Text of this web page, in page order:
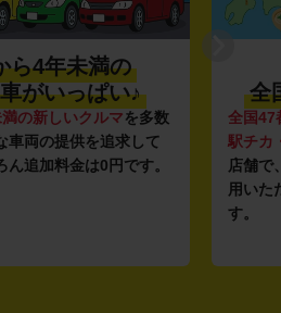
ら4年未満の
がいっぱい♪
の新しいクルマを多数
車両の提供を追求して
ん追加料金は0円です。
全
全国47
駅チカ
店舗で
用いた
す。